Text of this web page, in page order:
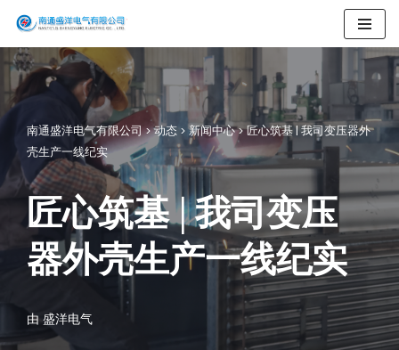
跳
至
正
文
南通盛洋电气有限公司>动态 >新闻中心>匠心筑基 | 我司变压器外
壳生产一线纪实
匠心筑基 | 我司变压
器外壳生产一线纪实
由盛洋电气